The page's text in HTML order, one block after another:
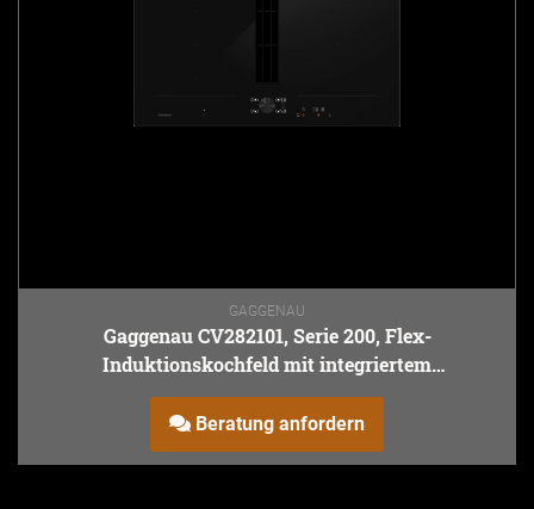
GAGGENAU
Gaggenau CV282101, Serie 200, Flex-
Induktionskochfeld mit integriertem
Lüftungssystem, 80 cm
Beratung anfordern